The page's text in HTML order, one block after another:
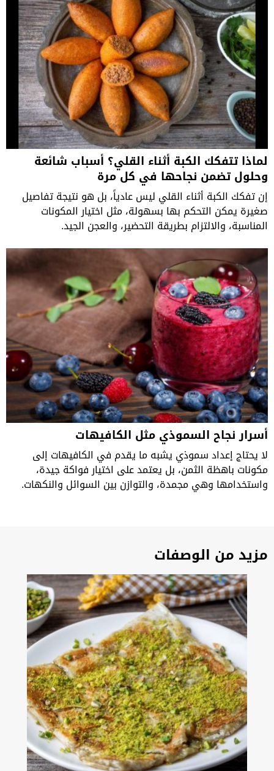
لماذا تتفكك الكبة أثناء القلي؟ أسباب شائعة
وحلول تضمن نجاحها في كل مرة
إن تفكك الكبة أثناء القلي ليس عادياً، بل هو نتيجة تفاصيل
صغيرة يمكن التحكم بها بسهولة، مثل اختيار المكونات
المناسبة، والالتزام بطريقة التحضير، والعجن الجيد.
أسرار نجاح السموذي مثل الكافيهات
لا يحتاج إعداد سموذي يشبه ما يقدم في الكافيهات إلى
مكونات باهظة الثمن، بل يعتمد على اختيار فواكة جيدة،
واستخدامها وهي مجمدة، والتوازن بين السوائل والنكهات.
مزيد من الوصفات